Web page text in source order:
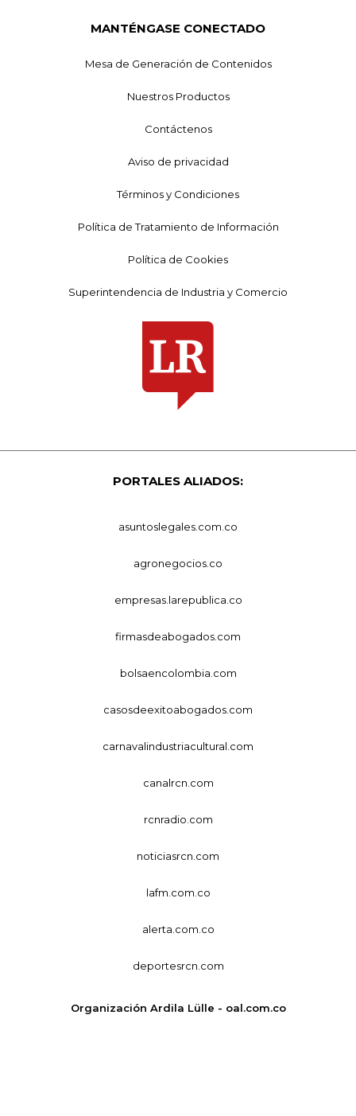
MANTÉNGASE CONECTADO
Mesa de Generación de Contenidos
Nuestros Productos
Contáctenos
Aviso de privacidad
Términos y Condiciones
Política de Tratamiento de Información
Política de Cookies
Superintendencia de Industria y Comercio
PORTALES ALIADOS:
asuntoslegales.com.co
agronegocios.co
empresas.larepublica.co
firmasdeabogados.com
bolsaencolombia.com
casosdeexitoabogados.com
carnavalindustriacultural.com
canalrcn.com
rcnradio.com
noticiasrcn.com
lafm.com.co
alerta.com.co
deportesrcn.com
Organización Ardila Lülle - oal.com.co